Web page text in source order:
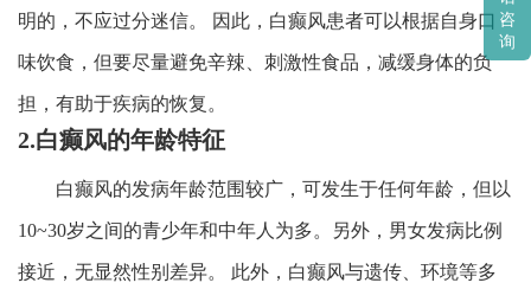
明的，不应过分迷信。 因此，白癫风患者可以根据自身口
味饮食，但要尽量避免辛辣、刺激性食品，减缓身体的负
担，有助于疾病的恢复。
2.白癫风的年龄特征
白癫风的发病年龄范围较广，可发生于任何年龄，但以
10~30岁之间的青少年和中年人为多。另外，男女发病比例
接近，无显然性别差异。 此外，白癫风与遗传、环境等多
咨
询